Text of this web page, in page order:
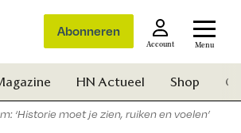
Abonneren
Account Menu
HN Actueel Shop
‘Historie moet je zien, ruiken en voelen’